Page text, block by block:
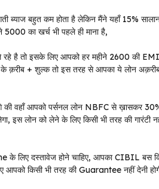
बहुत कम होता है लेकिन मैंने यहाँ 15%
का खर्च भी पहले ही माना है,
है तो इसके लिए आपको हर महीने 2600 की EMI
क़रीब + शुल्क तो इस तरह से आपका ये लोन
की वहाँ आपको पर्सनल लोन NBFC से ख़ासकर
इस लोन को लेने के लिए किसी भी तरह की गारंटी
लिए दस्तावेज होने चाहिए, आपका CIBIL बस
किसी भी तरह की Guarantee नहीं देनी